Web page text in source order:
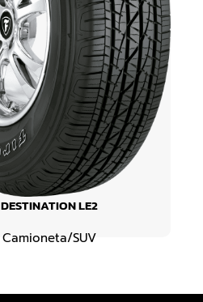
DESTINATION LE2
Camioneta/SUV